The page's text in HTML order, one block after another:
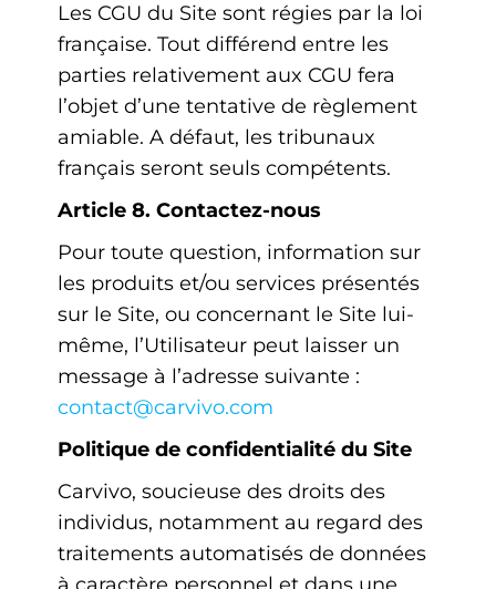
Les CGU du Site sont régies par la loi
française. Tout différend entre les
parties relativement aux CGU fera
l’objet d’une tentative de règlement
amiable. A défaut, les tribunaux
français seront seuls compétents.
Article 8. Contactez-nous
Pour toute question, information sur
les produits et/ou services présentés
sur le Site, ou concernant le Site lui-
même, l’Utilisateur peut laisser un
message à l’adresse suivante :
contact@carvivo.com
Politique de confidentialité du Site
Carvivo, soucieuse des droits des
individus, notamment au regard des
traitements automatisés de données